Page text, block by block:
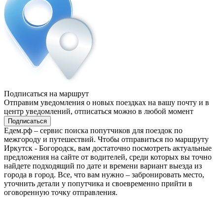
Подписаться на маршрут
Отправим уведомления о новых поездках на вашу почту и в
центр уведомлений, отписаться можно в любой момент
Подписаться
Едем.рф – сервис поиска попутчиков для поездок по
межгороду и путешествий. Чтобы отправиться по маршруту
Иркутск - Богородск, вам достаточно посмотреть актуальные
предложения на сайте от водителей, среди которых вы точно
найдете подходящий по дате и времени вариант выезда из
города в город. Все, что вам нужно – забронировать место,
уточнить детали у попутчика и своевременно прийти в
оговоренную точку отправления.